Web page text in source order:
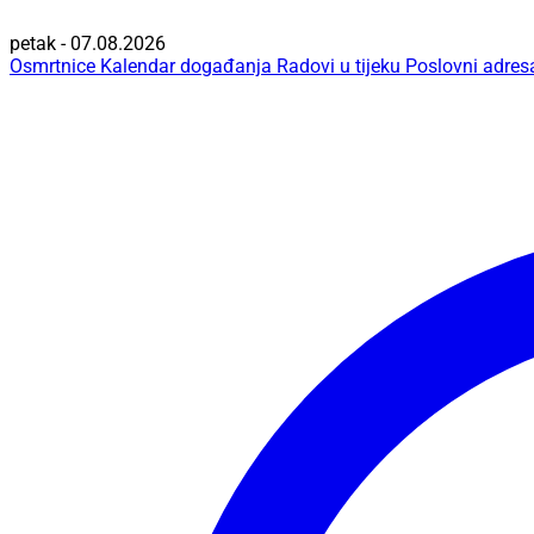
petak - 07.08.2026
Osmrtnice Kalendar događanja Radovi u tijeku Poslovni